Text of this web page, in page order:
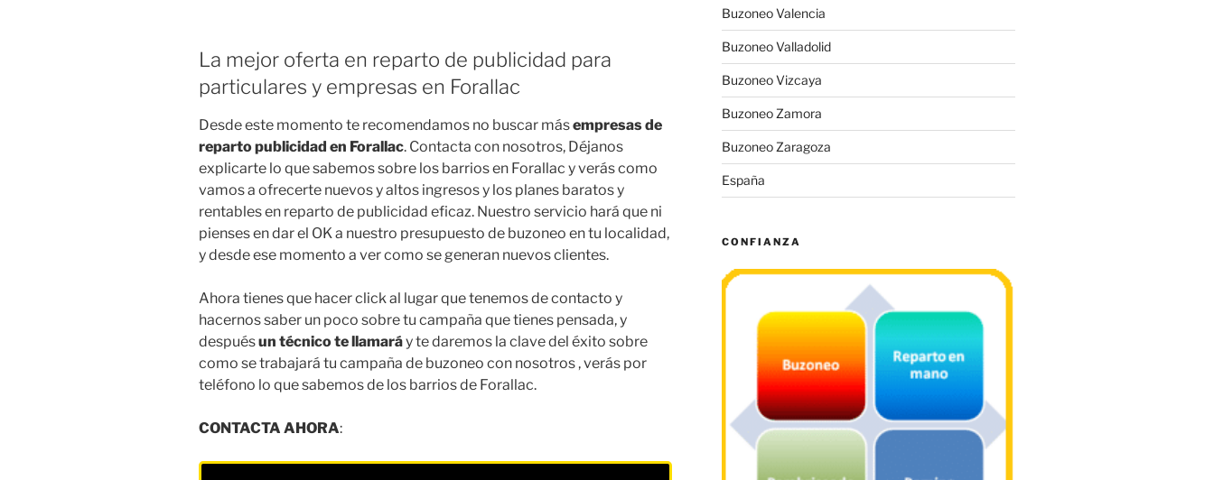
La mejor oferta en reparto de publicidad para
particulares y empresas en Forallac
Desde este momento te recomendamos no buscar másempresas de
reparto publicidad en Forallac. Contacta con nosotros, Déjanos
explicarte lo que sabemos sobre los barrios en Forallac y verás como
vamos a ofrecerte nuevos y altos ingresos y los planes baratos y
rentables en reparto de publicidad eficaz. Nuestro servicio hará que ni
pienses en dar el OK a nuestro presupuesto de buzoneo en tu localidad,
y desde ese momento a ver como se generan nuevos clientes.
Ahora tienes que hacer click al lugar que tenemos de contacto y
hacernos saber un poco sobre tu campaña que tienes pensada, y
despuésun técnico te llamaráy te daremos la clave del éxito sobre
como se trabajará tu campaña de buzoneo con nosotros , verás por
teléfono lo que sabemos de los barrios de Forallac.
CONTACTA AHORA:
Buzoneo Valencia
Buzoneo Valladolid
Buzoneo Vizcaya
Buzoneo Zamora
Buzoneo Zaragoza
España
CONFIANZA